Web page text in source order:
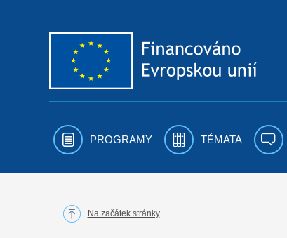
PROGRAMY TÉMATA
Na začátek stránky